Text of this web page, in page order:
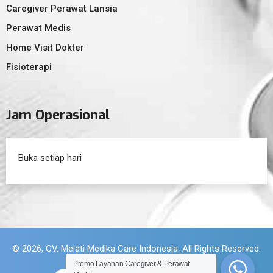
Caregiver Perawat Lansia
Perawat Medis
Home Visit Dokter
Fisioterapi
Jam Operasional
Buka setiap hari
© 2026, CV. Melati Medika Care Indonesia. All Rights Reserved.
Promo Layanan Caregiver & Perawat